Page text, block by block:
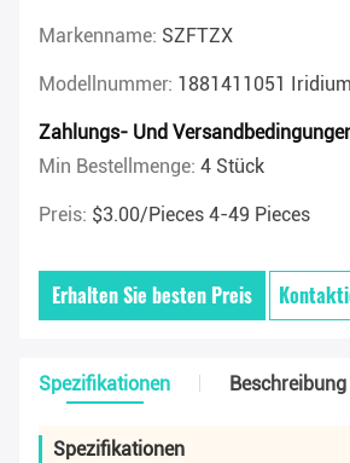
Markenname: SZFTZX
Modellnummer: 1881411051
Zahlungs- Und
Min Bestellmenge: 4 Stück
Preis: $3.00/pieces 4-49 Pieces
Erhalten Sie besten Preis
Spezifikationen Beschreibung
Spezifikationen